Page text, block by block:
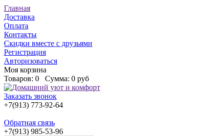
Главная
Доставка
Оплата
Контакты
Скидки вместе с друзьями
Регистрация
Авторизоваться
Моя корзина
Товаров: 0 Сумма: 0 руб
Заказать звонок
+7(913) 773-92-64
Обратная связь
+7(913) 985-53-96